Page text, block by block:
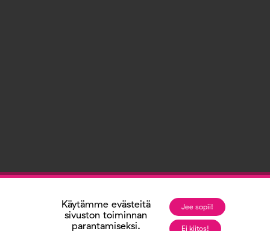
Käytämme evästeitä
sivuston toiminnan
parantamiseksi.
Jee sopii!
Ei kiitos!